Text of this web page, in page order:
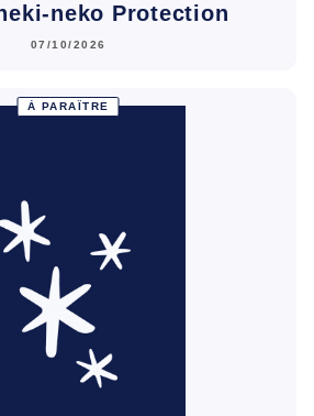
neko Protection
07/10/2026
À PARAÎTRE